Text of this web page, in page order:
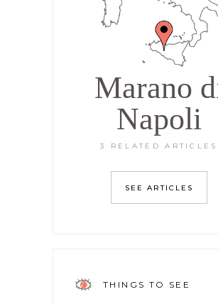
Marano
Napoli
3 RELATED ARTICLES
SEE ARTICLES
THINGS TO SEE